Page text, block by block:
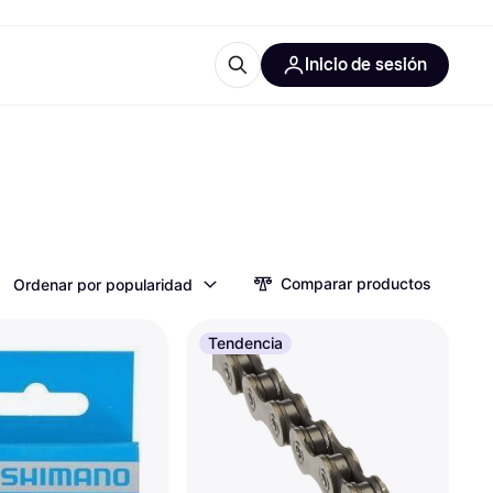
Inicio de sesión
Ordenar por popularidad Comparar productos
Tendencia